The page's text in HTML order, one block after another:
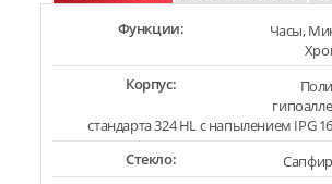
Функции:
Часы,
Корпус:
стандарта 324 HL с напылением IPG
Стекло: